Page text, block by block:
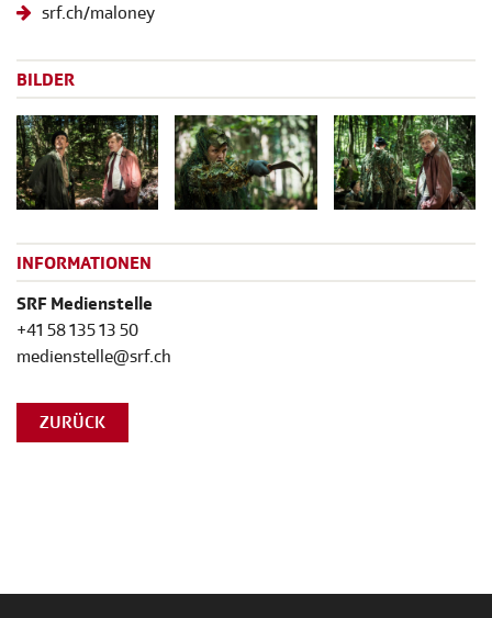
srf.ch/maloney
BILDER
INFORMATIONEN
SRF Medienstelle
+41 58 135 13 50
medienstelle@srf.ch
ZURÜCK